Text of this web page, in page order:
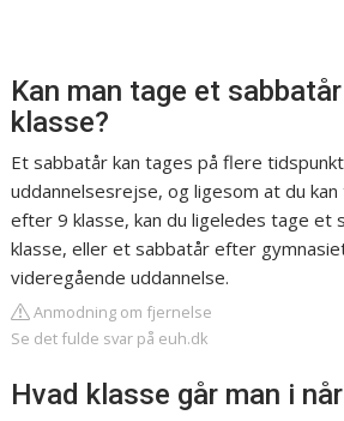
Kan man tage et
klasse?
Et sabbatår kan tages på flere
uddannelsesrejse, og ligesom at du
efter 9 klasse, kan du ligeledes tage et
klasse, eller et sabbatår efter
videregående uddannelse.
Anmodning om fjernelse
Se det fulde svar på euh.dk
Hvad klasse går man i